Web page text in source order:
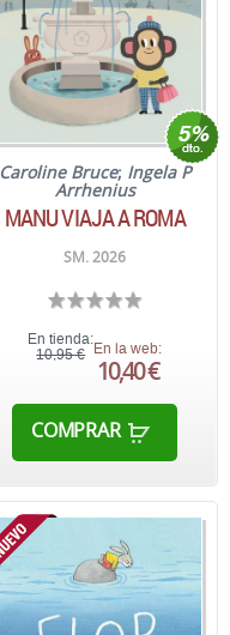
Caroline Bruce; Ingela P
Arrhenius
MANU VIAJA A ROMA
SM. 2026
En tienda:
10,95 €
En la web:
10,40 €
COMPRAR